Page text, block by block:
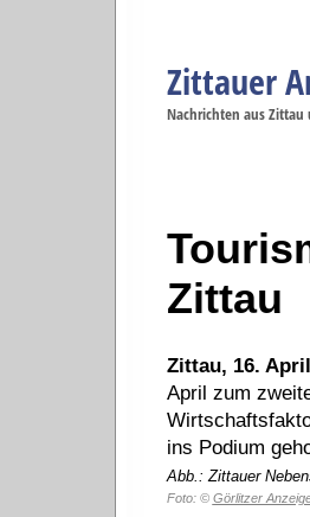
Zittauer
Nachrichten aus Zittau
Zittau
Zittau, 16.
April zum
ins Podium
Abb.: Zittauer
Foto: © Görlitzer